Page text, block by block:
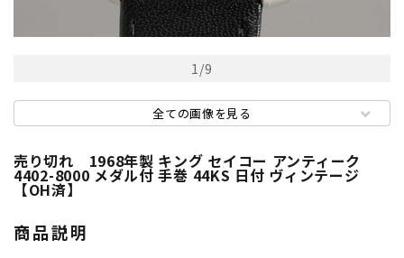
1/9
全ての画像を見る
売り切れ 1968年製 キング セイコー アンティーク
4402-8000 メダル付 手巻 44KS 日付 ヴィンテージ
【OH済】
商品説明